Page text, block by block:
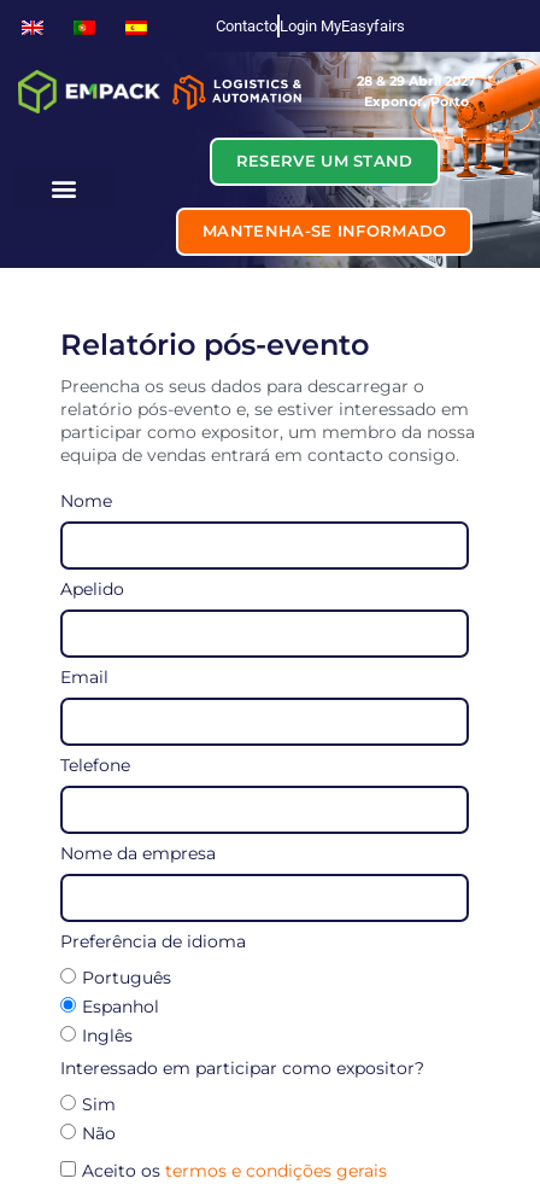
Contacto Login MyEasyfairs
28 & 29 Abril 2027
Exponor, Porto
RESERVE UM STAND
MANTENHA-SE INFORMADO
Relatório pós-evento
Preencha os seus dados para descarregar o
relatório pós-evento e, se estiver interessado em
participar como expositor, um membro da nossa
equipa de vendas entrará em contacto consigo.
Nome
Apelido
Email
Telefone
Nome da empresa
Preferência de idioma
Português
Espanhol
Inglês
Interessado em participar como expositor?
Sim
Não
Aceito os termos e condições gerais